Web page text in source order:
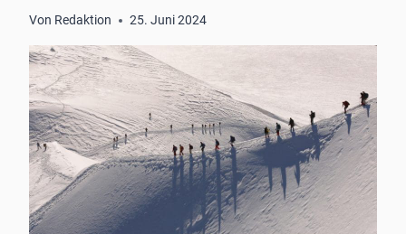
Von Redaktion 25. Juni 2024